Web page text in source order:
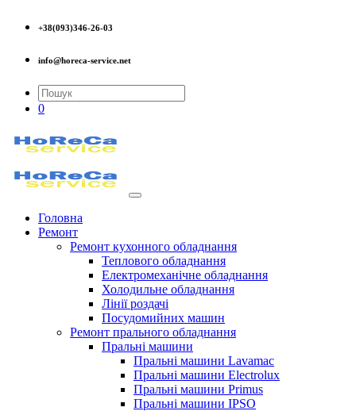
+38(093)346-26-03
info@horeca-service.net
0
Головна
Ремонт
Ремонт кухонного обладнання
Теплового обладнання
Електромеханічне обладнання
Холодильне обладнання
Лінії роздачі
Посудомийних машин
Ремонт прального обладнання
Пральні машини
Пральні машини Lavamac
Пральні машини Electrolux
Пральні машини Primus
Пральні машини IPSO